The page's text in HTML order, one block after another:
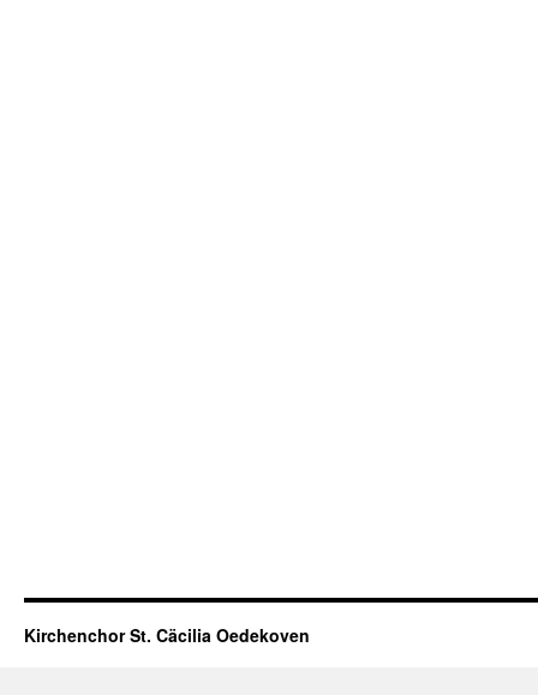
Kirchenchor St. Cäcilia Oedekoven